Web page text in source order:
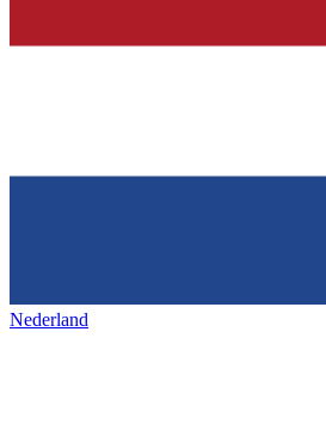
Nederland